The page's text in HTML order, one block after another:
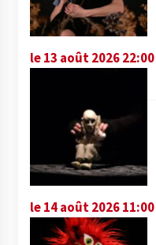
le 13 août 2026 22:00
le 14 août 2026 11:00